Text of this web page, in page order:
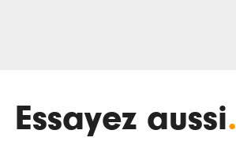
Essayez aussi.